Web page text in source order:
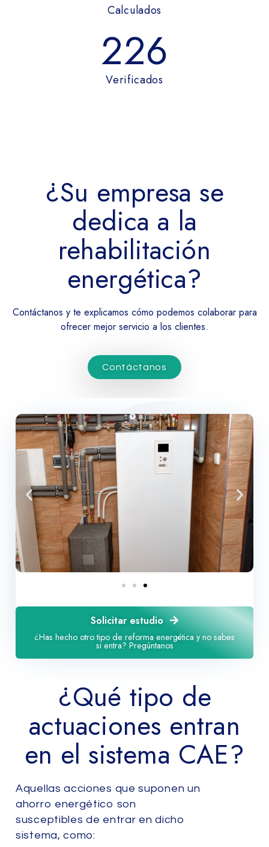
Calculados
Verificados
226
¿Su empresa se
dedica a la
rehabilitación
energética?
Contáctanos y te explicamos cómo podemos colaborar para
ofrecer mejor servicio a los clientes.
Contáctanos
Solicitar estudio
¿Has hecho otro tipo de reforma energética y no sabes
si entra? Pregúntanos
¿Qué tipo de
actuaciones entran
en el sistema CAE?
Aquellas acciones que suponen un
ahorro energético son
susceptibles de entrar en dicho
sistema, como: